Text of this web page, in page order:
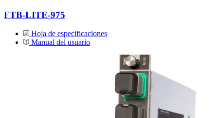
FTB-LITE-975
Hoja de especificaciones
Manual del usuario